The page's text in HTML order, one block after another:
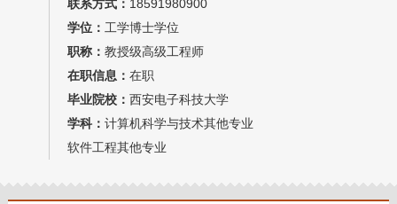
联系方式： 18591980900
学位： 工学博士学位
职称： 教授级高级工程师
在职信息： 在职
毕业院校： 西安电子科技大学
学科： 计算机科学与技术其他专业
软件工程其他专业